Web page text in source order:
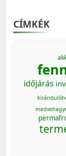
CÍMKÉK
időjárás